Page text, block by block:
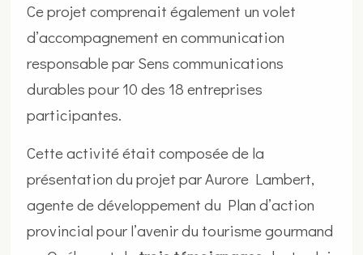
Ce projet comprenait également un volet
d’accompagnement en communication
responsable par Sens communications
durables pour 10 des 18 entreprises
participantes.
Cette activité était composée de la
présentation du projet par Aurore Lambert,
agente de développement du Plan d’action
provincial pour l’avenir du tourisme gourmand